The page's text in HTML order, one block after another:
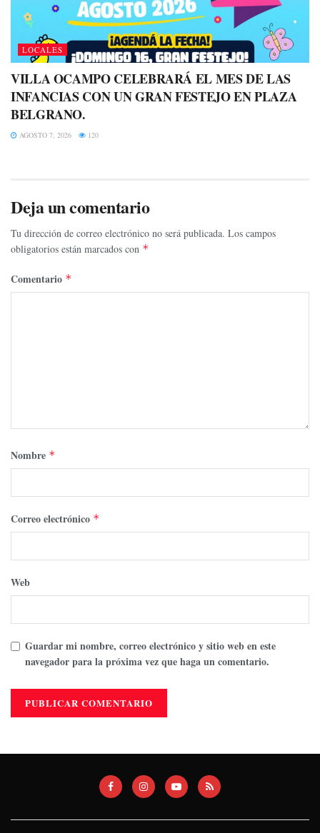
LOCALES
VILLA OCAMPO CELEBRARÁ EL MES DE LAS
INFANCIAS CON UN GRAN FESTEJO EN PLAZA
BELGRANO.
AGOSTO 7, 2026 120
Deja un comentario
Tu dirección de correo electrónico no será publicada. Los campos
obligatorios están marcados con *
Comentario *
Nombre *
Correo electrónico *
Web
Guardar mi nombre, correo electrónico y sitio web en este
navegador para la próxima vez que haga un comentario.